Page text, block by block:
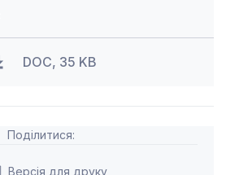
DOC, 35 KB
Поділитися:
Версія для друку